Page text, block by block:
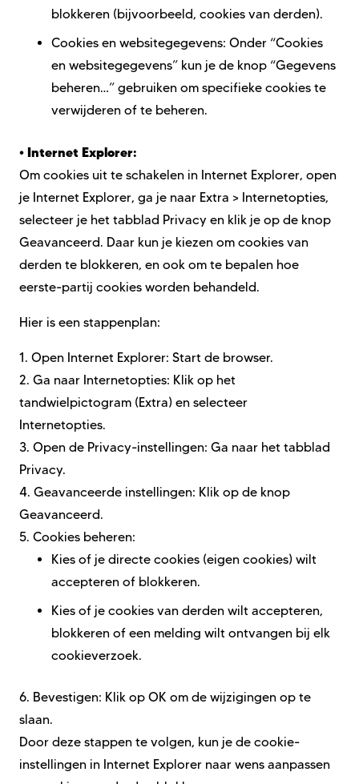
blokkeren (bijvoorbeeld, cookies van derden).
Cookies en websitegegevens: Onder “Cookies
en websitegegevens” kun je de knop “Gegevens
beheren…” gebruiken om specifieke cookies te
verwijderen of te beheren.
• Internet Explorer:
Om cookies uit te schakelen in Internet Explorer, open
je Internet Explorer, ga je naar Extra > Internetopties,
selecteer je het tabblad Privacy en klik je op de knop
Geavanceerd. Daar kun je kiezen om cookies van
derden te blokkeren, en ook om te bepalen hoe
eerste-partij cookies worden behandeld.
Hier is een stappenplan:
1. Open Internet Explorer: Start de browser.
2. Ga naar Internetopties: Klik op het
tandwielpictogram (Extra) en selecteer
Internetopties.
3. Open de Privacy-instellingen: Ga naar het tabblad
Privacy.
4. Geavanceerde instellingen: Klik op de knop
Geavanceerd.
5. Cookies beheren:
Kies of je directe cookies (eigen cookies) wilt
accepteren of blokkeren.
Kies of je cookies van derden wilt accepteren,
blokkeren of een melding wilt ontvangen bij elk
cookieverzoek.
6. Bevestigen: Klik op OK om de wijzigingen op te
slaan.
Door deze stappen te volgen, kun je de cookie-
instellingen in Internet Explorer naar wens aanpassen